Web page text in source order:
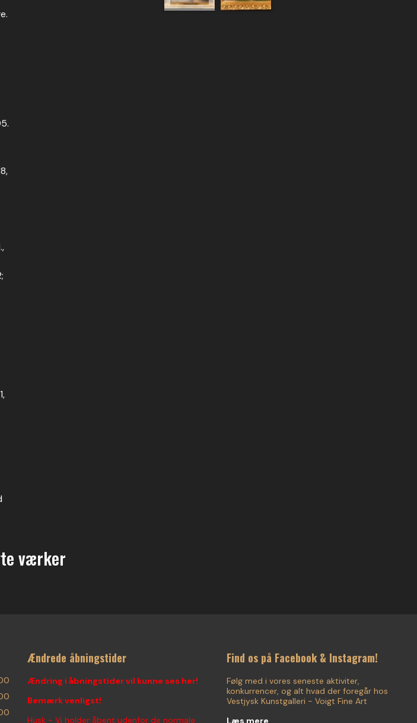
værker
Ændrede åbningstider
Ændring i åbningstider vil kunne ses her!
Bemærk venligst!
Husk - Vi holder åbent udenfor de normale
Find os på Facebook & Instagram!
Følg med i vores seneste aktiviter,
konkurrencer, og alt hvad der foregår hos
Vestjysk Kunstgalleri - Voigt Fine Art
Læs mere